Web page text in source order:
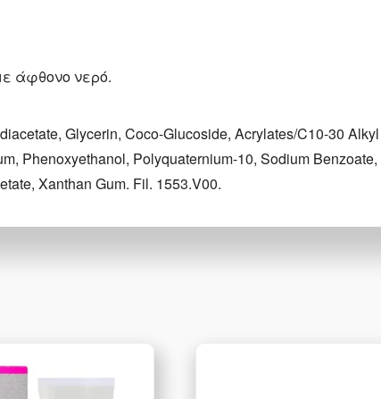
άφθονο νερό.
Glycerin, Coco-Glucoside, Acrylates/C10-30
Phenoxyethanol, Polyquaternium-10, Sodium
Xanthan Gum. Fil. 1553.V00.